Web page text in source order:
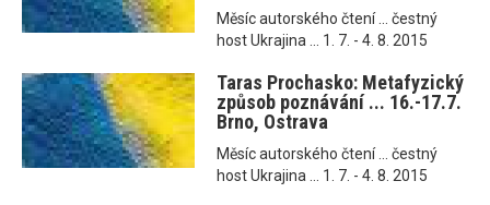
Měsíc autorského čtení ... čestný
host Ukrajina ... 1. 7. - 4. 8. 2015
Taras Prochasko: Metafyzický
způsob poznávání ... 16.-17.7.
Brno, Ostrava
Měsíc autorského čtení ... čestný
host Ukrajina ... 1. 7. - 4. 8. 2015